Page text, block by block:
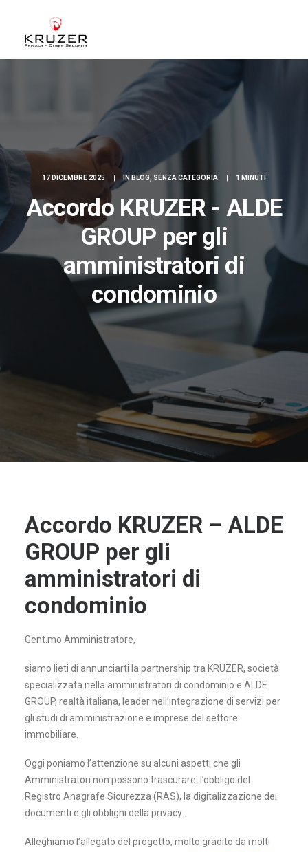
A CHI CI RIVOLGIAMO
BLOG
WHITE PAPERS
ACCEDI
17 DICEMBRE 2025 INBLOG SENZA CATEGORIA 1 MINUTI
Accordo KRUZER - ALDE
GROUP per gli
amministratori di
condominio
Accordo KRUZER – ALDE
GROUP per gli
amministratori di
condominio
Gent.mo Amministratore,
siamo lieti di annunciarti la partnership tra KRUZER, società
specializzata nella amministratori di condominio e ALDE
GROUP, realtà italiana, leader nell’integrazione di servizi per
gli studi di amministrazione e imprese del settore
immobiliare.
Oggi poniamo l’attenzione su alcuni aspetti che gli
Amministratori non possono trascurare: l’obbligo del
Registro Anagrafe Sicurezza (RAS), la digitalizzazione dei
documenti e gli obblighi della privacy.
Alleghiamo l’allegato del progetto, molto gradito da molti